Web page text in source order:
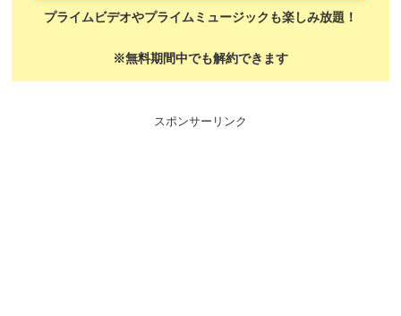
プライムビデオやプライムミュージックも楽しみ放題！
※無料期間中でも解約できます
スポンサーリンク